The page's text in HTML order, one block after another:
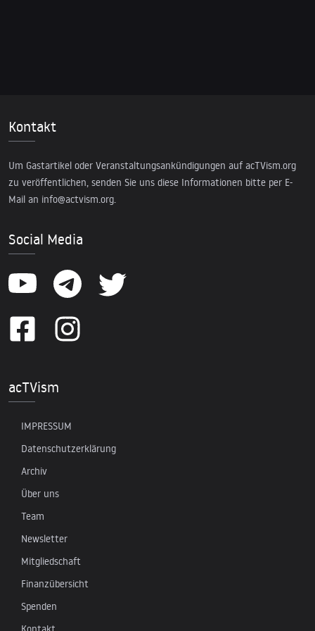
Kontakt
Um Gastartikel oder Veranstaltungsankündigungen auf acTVism.org
zu veröffentlichen, senden Sie uns diese Informationen bitte per E-
Mail an info@actvism.org.
Social Media
acTVism
IMPRESSUM
Datenschutzerklärung
Archiv
Über uns
Team
Newsletter
Mitgliedschaft
Finanzübersicht
Spenden